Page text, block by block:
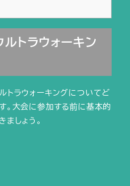
トラウォーキン
トラウォーキングについてど
。大会に参加する前に基本的
しょう。